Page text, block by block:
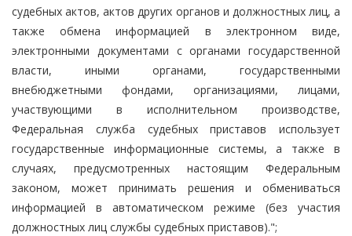
судебных актов, актов других органов и должностных лиц, а
также обмена информацией в электронном виде,
электронными документами с органами государственной
власти, иными органами, государственными
внебюджетными фондами, организациями, лицами,
участвующими в исполнительном производстве,
Федеральная служба судебных приставов использует
государственные информационные системы, а также в
случаях, предусмотренных настоящим Федеральным
законом, может принимать решения и обмениваться
информацией в автоматическом режиме (без участия
должностных лиц службы судебных приставов).";